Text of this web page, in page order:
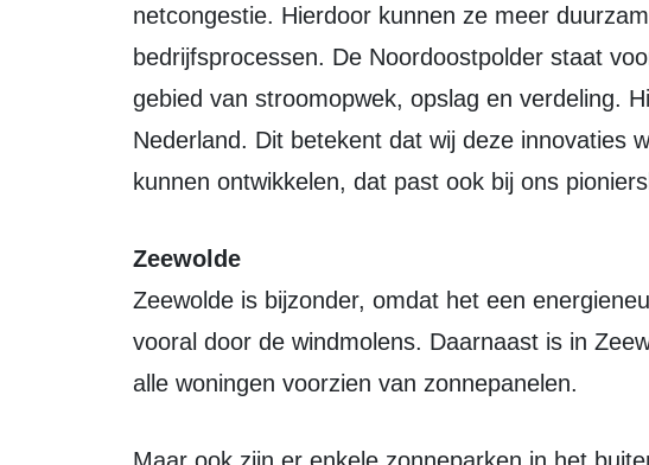
netcongestie. Hierdoor kunnen ze meer
bedrijfsprocessen. De Noordoostpolder staat
gebied van stroomopwek, opslag en verdeling.
Nederland. Dit betekent dat wij deze innovaties
kunnen ontwikkelen, dat past ook bij ons
Zeewolde
Zeewolde is bijzonder, omdat het een
vooral door de windmolens. Daarnaast is in
alle woningen voorzien van zonnepanelen.